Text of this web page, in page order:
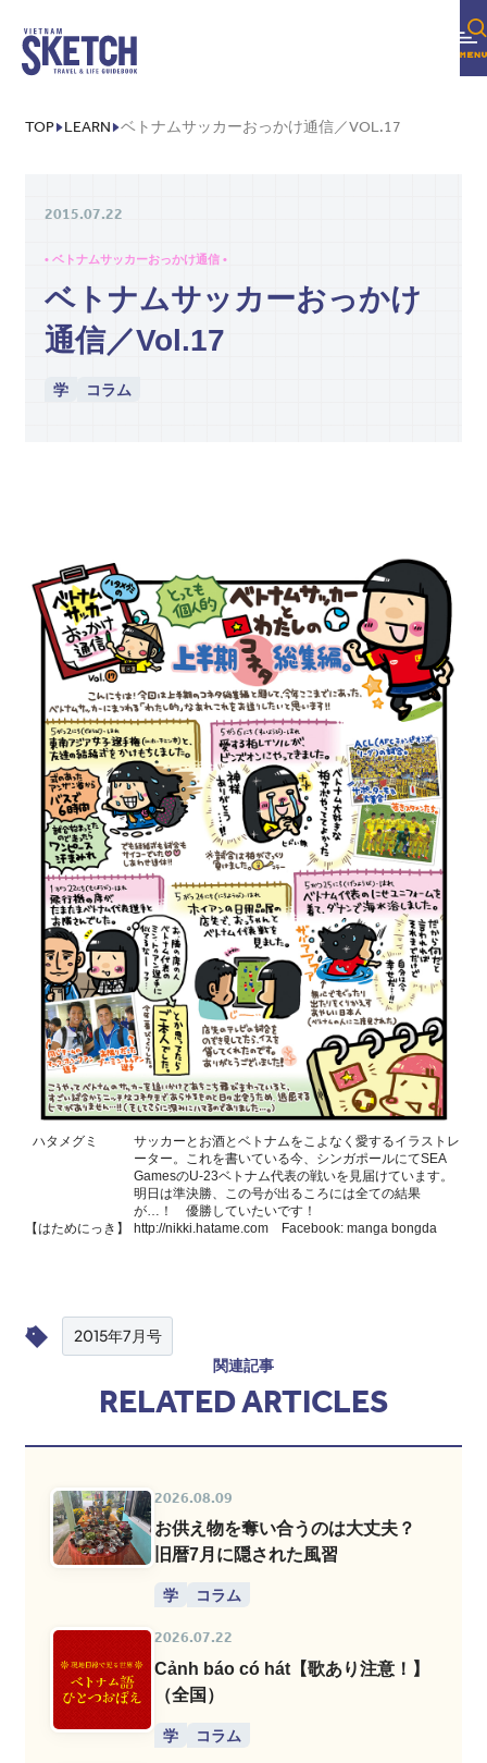
TOP LEARN ベトナムサッカーおっかけ通信／VOL.17
2015.07.22
• ベトナムサッカーおっかけ通信 •
ベトナムサッカーおっかけ
通信／Vol.17
学 コラム
ハタメグミ
サッカーとお酒とベトナムをこよなく愛するイラストレ
ーター。これを書いている今、シンガポールにてSEA
GamesのU-23ベトナム代表の戦いを見届けています。
明日は準決勝、この号が出るころには全ての結果
が…！ 優勝していたいです！
【はためにっき】
http://nikki.hatame.comFacebook: manga bongda
2015年7月号
関連記事
RELATED ARTICLES
2026.08.09
お供え物を奪い合うのは大丈夫？
旧暦7月に隠された風習
学 コラム
2026.07.22
Cảnh báo có hát【歌あり注意！】
（全国）
学 コラム